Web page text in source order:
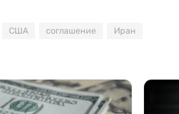
США соглашение Иран